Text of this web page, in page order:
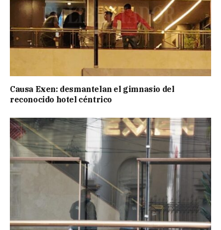
Causa Exen: desmantelan el gimnasio del
reconocido hotel céntrico